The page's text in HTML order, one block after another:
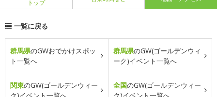
トップ
一覧に戻る
群馬県のGWおでかけスポッ
ト一覧へ
群馬県のGW(ゴールデンウィ
ーク)イベント一覧へ
関東のGW(ゴールデンウィー
全国のGW(ゴールデンウィー